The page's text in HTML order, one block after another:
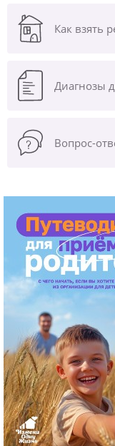
Как взять
Диагнозы
Вопрос-